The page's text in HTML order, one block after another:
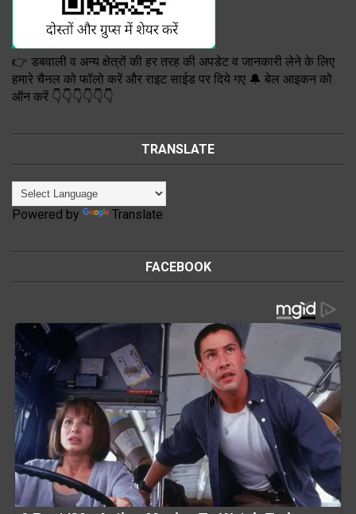
👉 डबवाली व अन्य क्षेत्रों की हर तरह की अपडेट व जानकारी लेने के लिए
हमारे चैनल को फॉलो करें और राइट साईड पर दिये गए 🔔 बेल आइकन को
ऑन करें 👇👇👇👇👇👇
TRANSLATE
Powered by Translate
FACEBOOK